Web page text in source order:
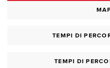
TEMPI DI
TEMPI DI